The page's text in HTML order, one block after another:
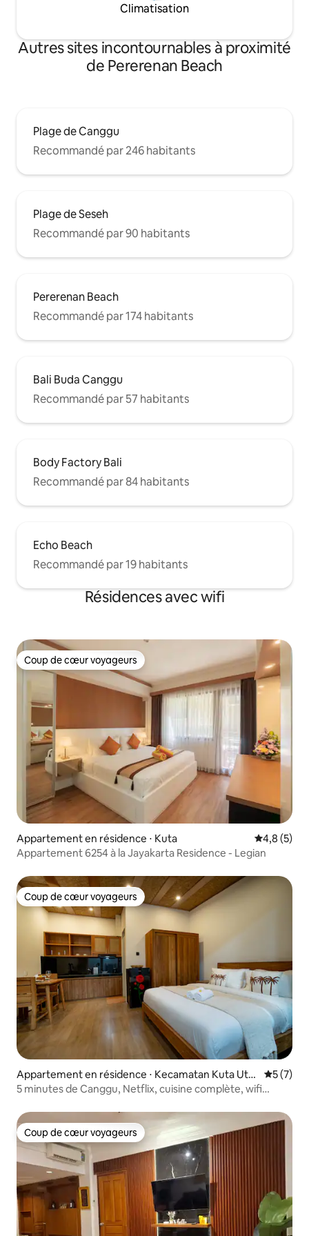
Climatisation
Autres sites incontournables à proximité
de Pererenan Beach
Plage de Canggu
Recommandé par 246 habitants
Plage de Seseh
Recommandé par 90 habitants
Pererenan Beach
Recommandé par 174 habitants
Bali Buda Canggu
Recommandé par 57 habitants
Body Factory Bali
Recommandé par 84 habitants
Echo Beach
Recommandé par 19 habitants
Résidences avec wifi
Coup de cœur voyageurs
Coup de cœur voyageurs
Appartement en résidence ⋅ Kuta Évaluation
4,8 (5)
Appartement 6254 à la Jayakarta Residence - Legian
Coup de cœur voyageurs
Coup de cœur voyageurs
Appartement en résidence ⋅ Kecamatan Kuta Utar
a
5 (7)
5 minutes de Canggu, Netflix, cuisine complète, wifi
Coup de cœur voyageurs
Coup de cœur voyageurs